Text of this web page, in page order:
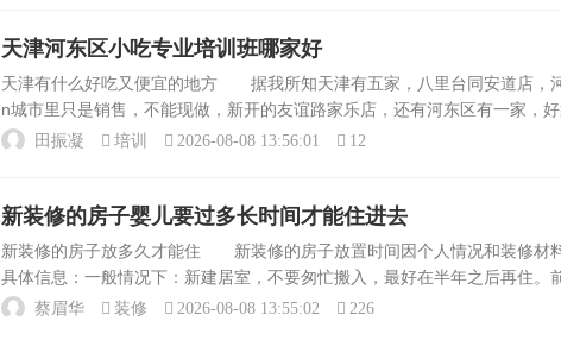
天津河东区小吃专业培训班哪家好
天津有什么好吃又便宜的地方 据我所知天津有五家，八里台同安道店，
n城市里只是销售，不能现做，新开的友谊路家乐店，还有河东区有一家，好
搬回来了，只是生意大不如前，泡菜不错26。正阳春的鸭油包我的最爱27。
田振凝 培训 2026-08-08 13:56:01 12
新装修的房子婴儿要过多长时间才能住进去
新装修的房子放多久才能住 新装修的房子放置时间因个人情况和装修材
具体信息：一般情况下：新建居室，不要匆忙搬入，最好在半年之后再住。
候，有毒污染物质对大人小孩的身体都不好，最好在一年以后。婴儿入住：
蔡眉华 装修 2026-08-08 13:55:02 226